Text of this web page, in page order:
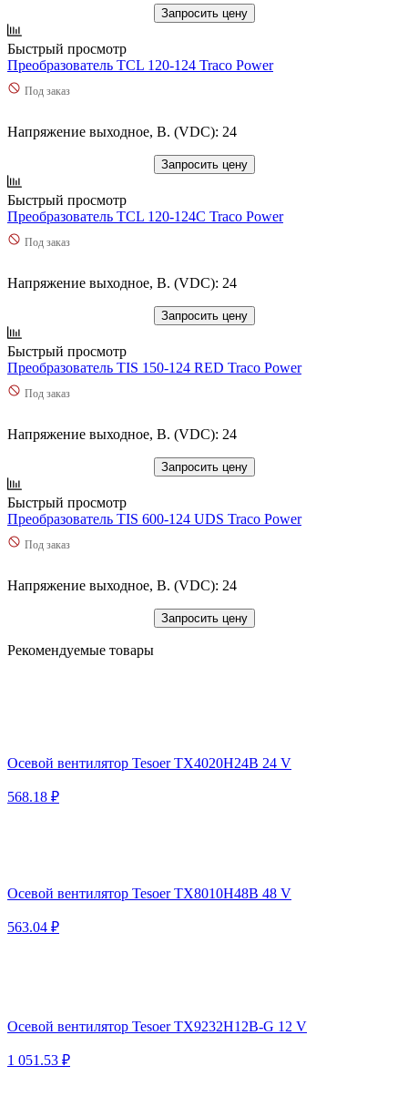
Запросить цену
Быстрый просмотр
Преобразователь TCL 120-124 Traco Power
Под заказ
Напряжение выходное, В. (VDC): 24
Запросить цену
Быстрый просмотр
Преобразователь TCL 120-124C Traco Power
Под заказ
Напряжение выходное, В. (VDC): 24
Запросить цену
Быстрый просмотр
Преобразователь TIS 150-124 RED Traco Power
Под заказ
Напряжение выходное, В. (VDC): 24
Запросить цену
Быстрый просмотр
Преобразователь TIS 600-124 UDS Traco Power
Под заказ
Напряжение выходное, В. (VDC): 24
Запросить цену
Рекомендуемые товары
Осевой вентилятор Tesoer TX4020H24B 24 V
568.18 ₽
Осевой вентилятор Tesoer TX8010H48B 48 V
563.04 ₽
Осевой вентилятор Tesoer TX9232H12B-G 12 V
1 051.53 ₽